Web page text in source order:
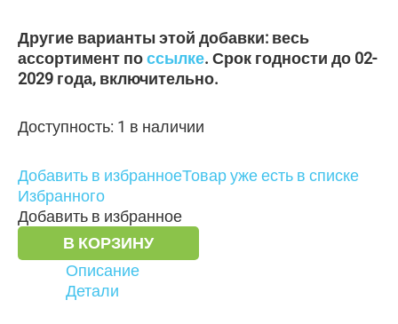
Другие варианты этой добавки: весь
ассортимент поссылке. Срок годности до 02-
2029 года, включительно.
Доступность: 1 в наличии
Добавить в избранноеТовар уже есть в списке
Избранного
Добавить в избранное
В КОРЗИНУ
Описание
Детали